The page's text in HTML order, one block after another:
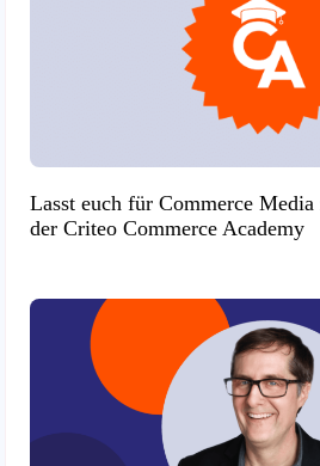
Lasst euch für Commerce
der Criteo Commerce Academy